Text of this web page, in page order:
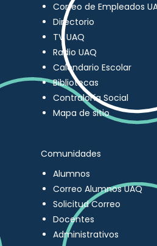
Correo de Empleados
Directorio
TV UAQ
Radio UAQ
Calendario Escolar
Bibliotecas
Contraloría Social
Mapa de sitio
Comunidades
Alumnos
Correo Alumnos UAQ
Solicitud Correo
Docentes
Administrativos